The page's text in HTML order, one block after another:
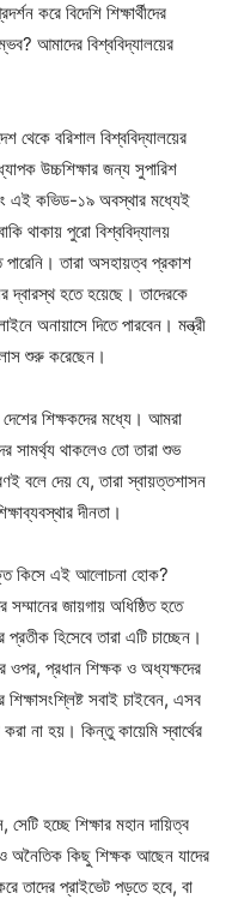
করে বিদেশি শিক্ষার্থীদের
আমাদের বিশ্ববিদ্যালয়ের
থেকে বরিশাল বিশ্ববিদ্যালয়ের
উচ্চশিক্ষার জন্য সুপারিশ
এই কভিড-১৯ অবস্থার মধ্যেই
থাকায় পুরো বিশ্ববিদ্যালয়
পারেনি। তারা অসহায়ত্ব প্রকাশ
দ্বারস্থ হতে হয়েছে। তাদেরকে
অনায়াসে দিতে পারবেন। মন্ত্রী
শুরু করেছেন।
শিক্ষকদের মধ্যে। আমরা
সামর্থ্য থাকলেও তো তারা শুভ
বলে দেয় যে, তারা স্বায়ত্তশাসন
দীনতা।
কিসে এই আলোচনা হোক?
জায়গায় অধিষ্ঠিত হতে
হিসেবে তারা এটি চাচ্ছেন।
ওপর, প্রধান শিক্ষক ও অধ্যক্ষদের
সবাই চাইবেন, এসব
না হয়। কিন্তু কায়েমি স্বার্থের
হচ্ছে শিক্ষার মহান দায়িত্ব
ও অনৈতিক কিছু শিক্ষক আছেন যাদের
তাদের প্রাইভেট পড়তে হবে, বা